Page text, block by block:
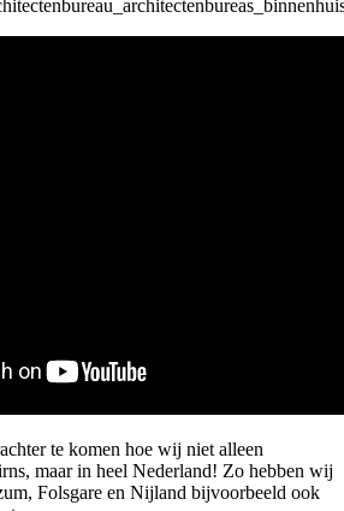
te komen hoe wij niet alleen
maar in heel Nederland! Zo hebben wij
Folsgare en Nijland bijvoorbeeld ook